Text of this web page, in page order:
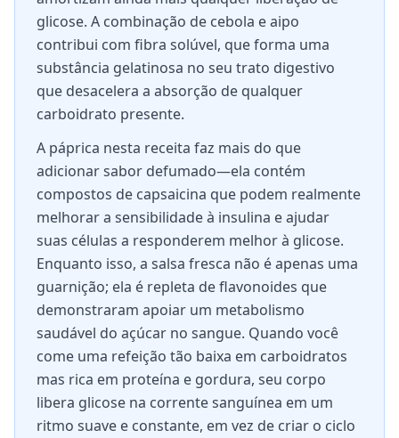
glicose. A combinação de cebola e aipo
contribui com fibra solúvel, que forma uma
substância gelatinosa no seu trato digestivo
que desacelera a absorção de qualquer
carboidrato presente.
A páprica nesta receita faz mais do que
adicionar sabor defumado—ela contém
compostos de capsaicina que podem realmente
melhorar a sensibilidade à insulina e ajudar
suas células a responderem melhor à glicose.
Enquanto isso, a salsa fresca não é apenas uma
guarnição; ela é repleta de flavonoides que
demonstraram apoiar um metabolismo
saudável do açúcar no sangue. Quando você
come uma refeição tão baixa em carboidratos
mas rica em proteína e gordura, seu corpo
libera glicose na corrente sanguínea em um
ritmo suave e constante, em vez de criar o ciclo